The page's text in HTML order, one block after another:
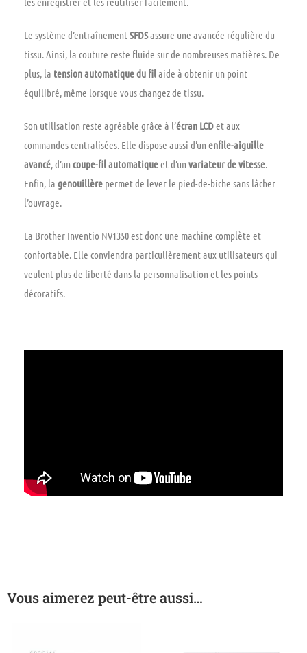
Le système d’entraînementSFDSassure une avancée régulière du
tissu. Ainsi, la couture reste fluide sur de nombreuses matières. De
plus, la tension automatique du filaide à obtenir un point
équilibré, même lorsque vous changez de tissu.
Son utilisation reste agréable grâce à l’écran LCDet aux
commandes centralisées. Elle dispose aussi d’un enfile-aiguille
avancé, d’un coupe-fil automatiqueet d’un variateur de vitesse.
Enfin, la genouillère permet de lever le pied-de-biche sans lâcher
l’ouvrage.
La Brother Inventio NV1350 est donc une machine complète et
confortable. Elle conviendra particulièrement aux utilisateurs qui
veulent plus de liberté dans la personnalisation et les points
décoratifs.
Vous aimerez peut-être aussi…